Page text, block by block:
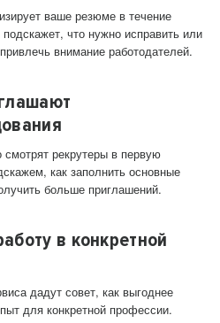
ваше резюме в течение
что нужно исправить или
внимание работодателей.
рекрутеры в первую
как заполнить основные
больше приглашений.
в конкретной
дадут совет, как выгоднее
для конкретной профессии.